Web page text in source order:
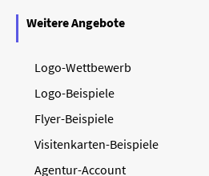
Weitere Angebote
Logo-Wettbewerb
Logo-Beispiele
Flyer-Beispiele
Visitenkarten-Beispiele
Agentur-Account